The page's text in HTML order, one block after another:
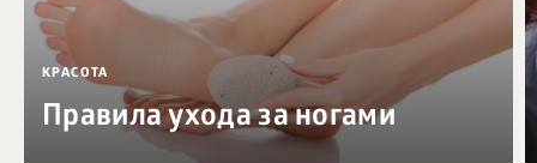
КРАСОТА
Правила ухода за ногами